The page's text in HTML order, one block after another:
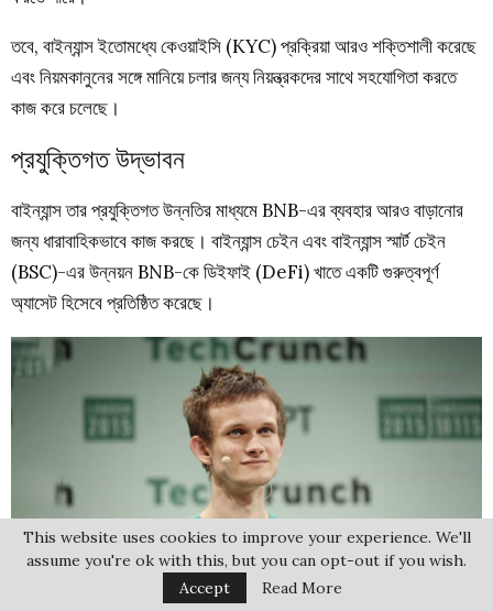
তবে, বাইন্যান্স ইতোমধ্যে কেওয়াইসি (KYC) প্রক্রিয়া আরও শক্তিশালী করেছে
এবং নিয়মকানুনের সঙ্গে মানিয়ে চলার জন্য নিয়ন্ত্রকদের সাথে সহযোগিতা করতে
কাজ করে চলেছে।
প্রযুক্তিগত উদ্ভাবন
বাইন্যান্স তার প্রযুক্তিগত উন্নতির মাধ্যমে BNB-এর ব্যবহার আরও বাড়ানোর
জন্য ধারাবাহিকভাবে কাজ করছে। বাইন্যান্স চেইন এবং বাইন্যান্স স্মার্ট চেইন
(BSC)-এর উন্নয়ন BNB-কে ডিইফাই (DeFi) খাতে একটি গুরুত্বপূর্ণ
অ্যাসেট হিসেবে প্রতিষ্ঠিত করেছে।
ভিটালিক বুটেরিন বাইন্যান্স ট্রেডিং করে সফল ব্যক্তি
This website uses cookies to improve your experience. We'll
assume you're ok with this, but you can opt-out if you wish.
Accept
Read More